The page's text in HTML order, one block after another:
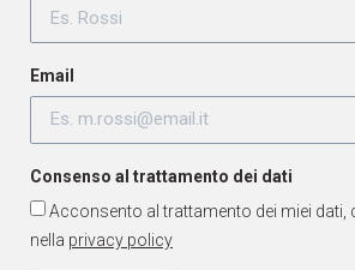
Email
Consenso al trattamento dei dati
Acconsento al trattamento dei miei dati,
nella privacy policy